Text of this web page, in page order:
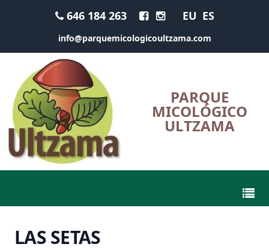
646 184 263 EU ES
info@parquemicologicoultzama.com
PARQUE
MICOLÓGICO
ULTZAMA
LAS SETAS